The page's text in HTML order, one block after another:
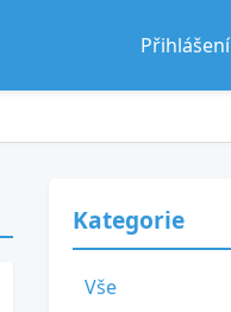
Přihlášení
Kategorie
Vše